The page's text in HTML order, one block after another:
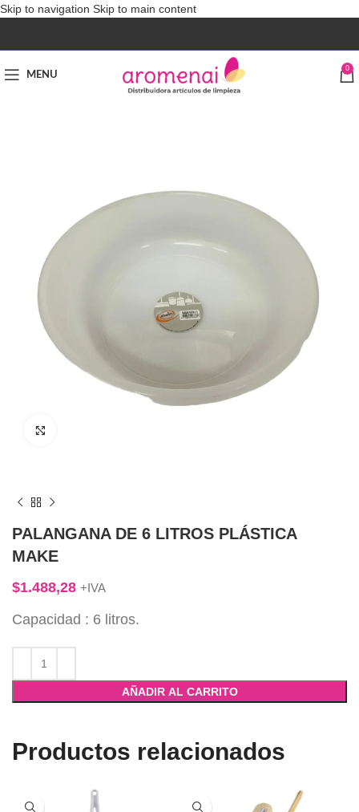
Skip to navigation Skip to main content
MENU
0
PALANGANA DE 6 LITROS PLÁSTICA
MAKE
$1.488,28 +IVA
Capacidad : 6 litros.
AÑADIR AL CARRITO
Productos relacionados